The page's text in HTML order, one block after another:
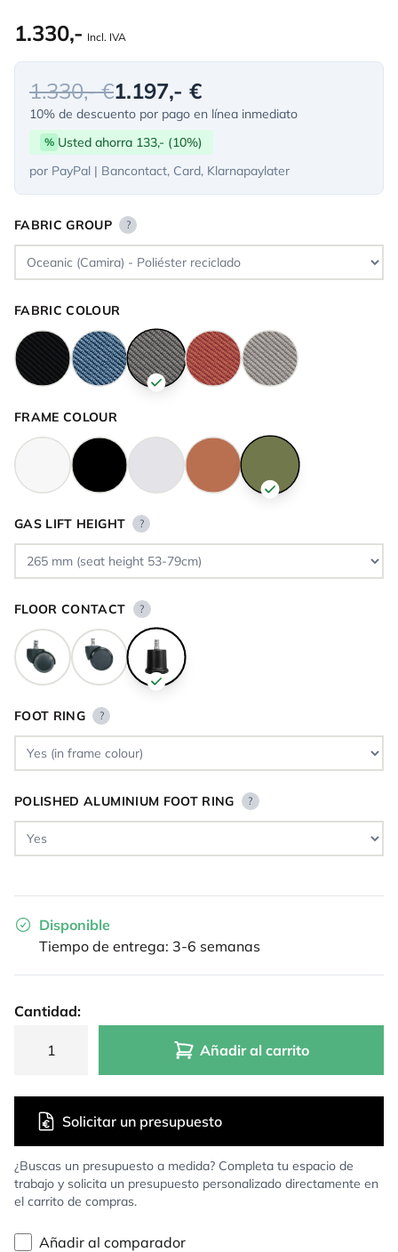
1.330,- Incl. IVA
1.330,- €1.197,- €
10% de descuento por pago en línea inmediato
% Usted ahorra 133,- (10%)
por PayPal | Bancontact, Card, Klarnapaylater
FABRIC GROUP ?
FABRIC COLOUR
FRAME COLOUR
GAS LIFT HEIGHT ?
FLOOR CONTACT ?
FOOT RING ?
POLISHED ALUMINIUM FOOT RING ?
Disponible
Tiempo de entrega: 3-6 semanas
Cantidad:
Añadir al carrito
¿Buscas un presupuesto a medida? Completa tu espacio de
trabajo y solicita un presupuesto personalizado directamente en
el carrito de compras.
Solicitar un presupuesto
Añadir al comparador